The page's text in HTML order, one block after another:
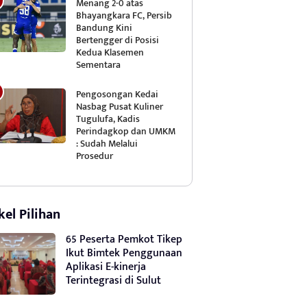
Bhayangkara FC, Persib
Bandung Kini
Bertengger di Posisi
Kedua Klasemen
Sementara
Pengosongan Kedai
Nasbag Pusat Kuliner
Tugulufa, Kadis
Perindagkop dan UMKM
: Sudah Melalui
Prosedur
Pilihan
65 Peserta Pemkot Tikep
Ikut Bimtek Penggunaan
Aplikasi E-kinerja
Terintegrasi di Sulut